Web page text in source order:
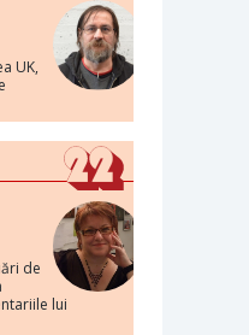
UK,
de
lui